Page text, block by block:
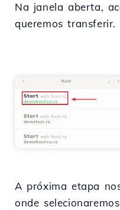
Na janela aberta,
queremos transferir.
A próxima etapa
onde